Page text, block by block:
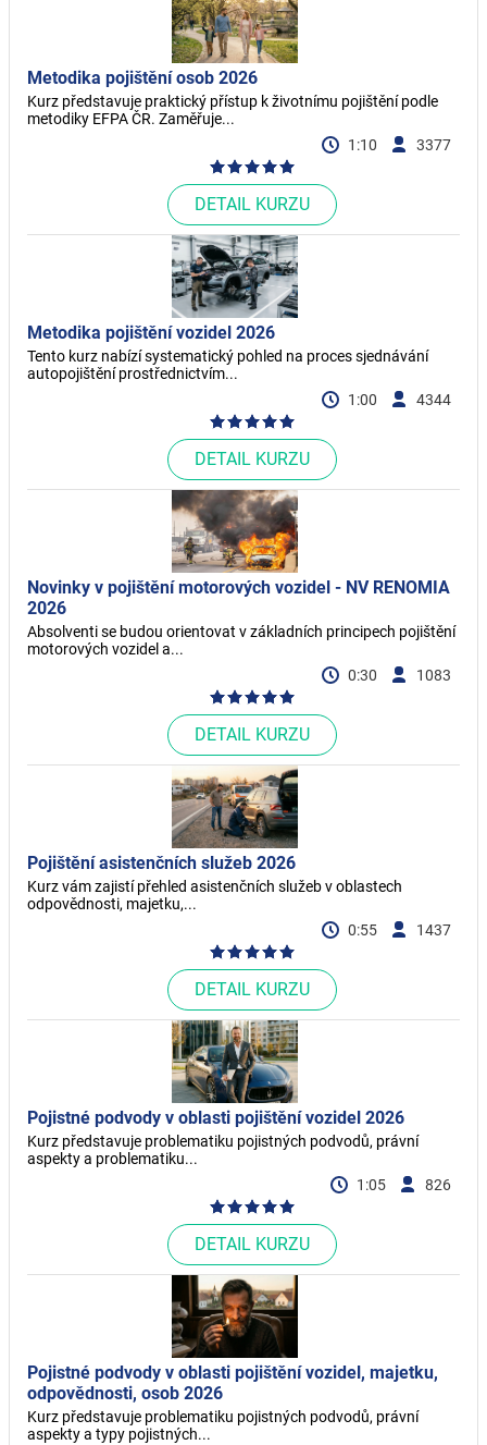
Metodika pojištění osob 2026
Kurz představuje praktický přístup k životnímu pojištění podle
metodiky EFPA ČR. Zaměřuje...
1:10
3377
DETAIL KURZU
Metodika pojištění vozidel 2026
Tento kurz nabízí systematický pohled na proces sjednávání
autopojištění prostřednictvím...
1:00
4344
DETAIL KURZU
Novinky v pojištění motorových vozidel - NV RENOMIA
2026
Absolventi se budou orientovat v základních principech pojištění
motorových vozidel a...
0:30
1083
DETAIL KURZU
Pojištění asistenčních služeb 2026
Kurz vám zajistí přehled asistenčních služeb v oblastech
odpovědnosti, majetku,...
0:55
1437
DETAIL KURZU
Pojistné podvody v oblasti pojištění vozidel 2026
Kurz představuje problematiku pojistných podvodů, právní
aspekty a problematiku...
1:05
826
DETAIL KURZU
Pojistné podvody v oblasti pojištění vozidel, majetku,
odpovědnosti, osob 2026
Kurz představuje problematiku pojistných podvodů, právní
aspekty a typy pojistných...